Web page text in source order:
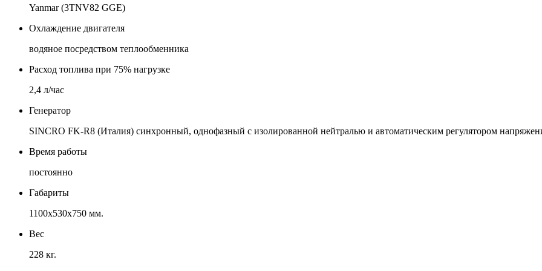
Yanmar (3TNV82 GGE)
Охлаждение двигателя
водяное посредством теплообменника
Расход топлива при 75% нагрузке
2,4 л/час
Генератор
SINCRO FK-R8 (Италия) синхронный, однофазный с изолированной нейтралью и автоматическим регулятором
Время работы
постоянно
Габариты
1100х530х750 мм.
Вес
228 кг.